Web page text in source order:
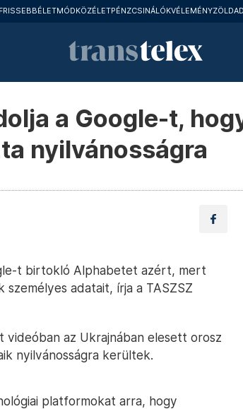
ÉLETMÓDKÖZÉLETPÉNZCSINÁLÓKVÉLEMÉNYZÖLD
a Google-t,
nyilvánosságra
t birtokló Alphabetet azért, mert
adatait, írja a TASZSZ
az Ukrajnában elesett orosz
nyilvánosságra kerültek.
platformokat arra, hogy